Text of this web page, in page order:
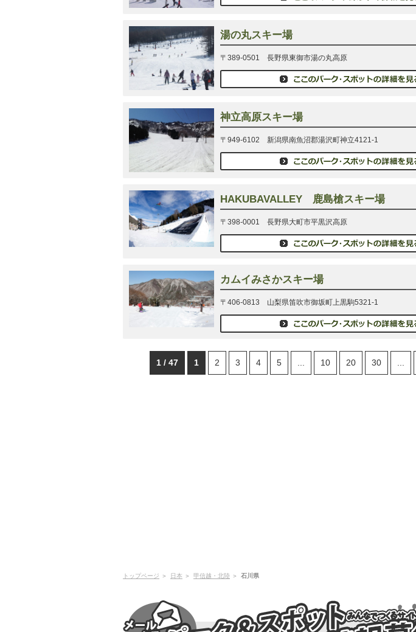
湯の丸スキー場
〒389-0501 長野県東御市湯の丸高原
神立高原スキー場
〒949-6102 新潟県南魚沼郡湯沢町神立4121-1
HAKUBAVALLEY 鹿島槍スキー場
〒398-0001 長野県大町市平黒沢高原
カムイみさかスキー場
〒406-0813 山梨県笛吹市御坂町上黒駒5321-1
1 / 47 1 2 3 4 5 10 20 30
トップページ 日本 甲信越・北陸 石川県